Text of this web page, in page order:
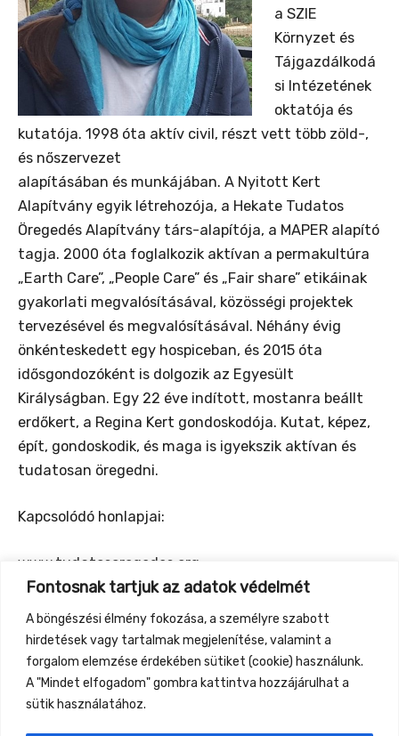
Fontosnak tartjuk az adatok védelmét
A böngészési élmény fokozása, a személyre szabott
hirdetések vagy tartalmak megjelenítése, valamint a
forgalom elemzése érdekében sütiket (cookie) használunk.
A "Mindet elfogadom" gombra kattintva hozzájárulhat a
sütik használatához.
a SZIE
Környzet és
Tájgazdálkodá
si Intézetének
oktatója és
kutatója. 1998 óta aktív civil, részt vett több zöld-,
és nőszervezet
alapításában és munkájában. A Nyitott Kert
Alapítvány egyik létrehozója, a Hekate Tudatos
Öregedés Alapítvány társ-alapítója, a MAPER alapító
tagja. 2000 óta foglalkozik aktívan a permakultúra
„Earth Care”, „People Care” és „Fair share” etikáinak
gyakorlati megvalósításával, közösségi projektek
tervezésével és megvalósításával. Néhány évig
önkénteskedett egy hospiceban, és 2015 óta
idősgondozóként is dolgozik az Egyesült
Királyságban. Egy 22 éve indított, mostanra beállt
erdőkert, a Regina Kert gondoskodója. Kutat, képez,
épít, gondoskodik, és maga is igyekszik aktívan és
tudatosan öregedni.
Kapcsolódó honlapjai:
www.tudatosoregedes.org
www.reginakert.hu
www.perma.care
www.janoshida.eu
www.egyapolonaploja.org